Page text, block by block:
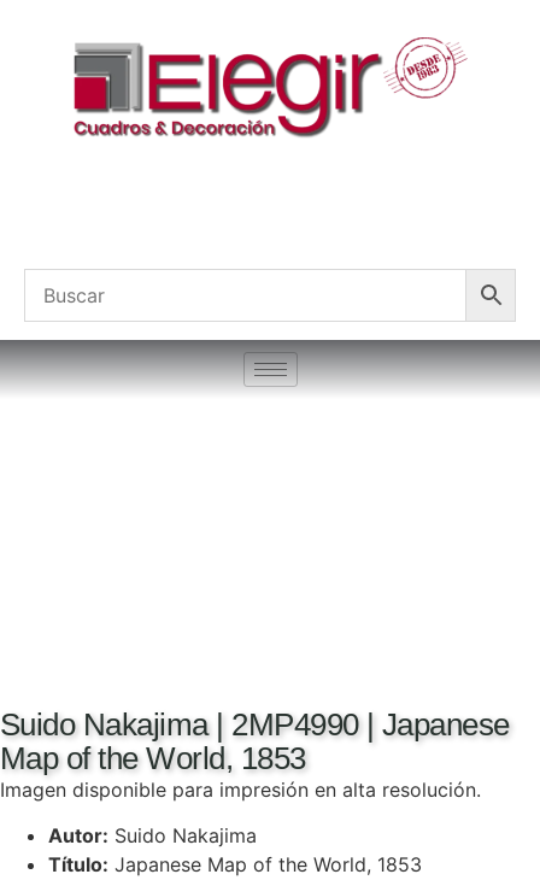
Suido Nakajima | 2MP4990 | Japanese
Map of the World, 1853
Imagen disponible para impresión en alta resolución.
Autor: Suido Nakajima
Título: Japanese Map of the World, 1853